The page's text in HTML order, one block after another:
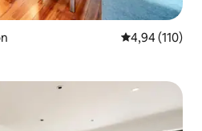
4,94 av 5 i
4,94 (110)